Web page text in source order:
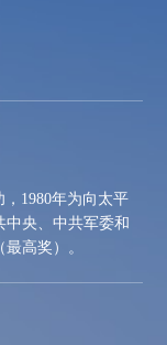
1980年为向太平
央、中共军委和
高奖）。